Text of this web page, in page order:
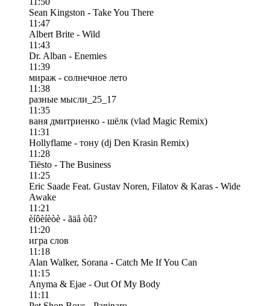
Sean Kingston - Take You There
11:47
Albert Brite - Wild
11:43
Dr. Alban - Enemies
11:39
мираж - солнечное лето
11:38
разные мысли_25_17
11:35
ваня дмитриенко - шёлк (vlad Magic Remix)
11:31
Hollyflame - тону (dj Den Krasin Remix)
11:28
Tiësto - The Business
11:25
Eric Saade Feat. Gustav Noren, Filatov & Karas - Wide
Awake
11:21
èíôèíèòè - ãäå òû?
11:20
игра слов
11:18
Alan Walker, Sorana - Catch Me If You Can
11:15
Anyma & Ejae - Out Of My Body
11:11